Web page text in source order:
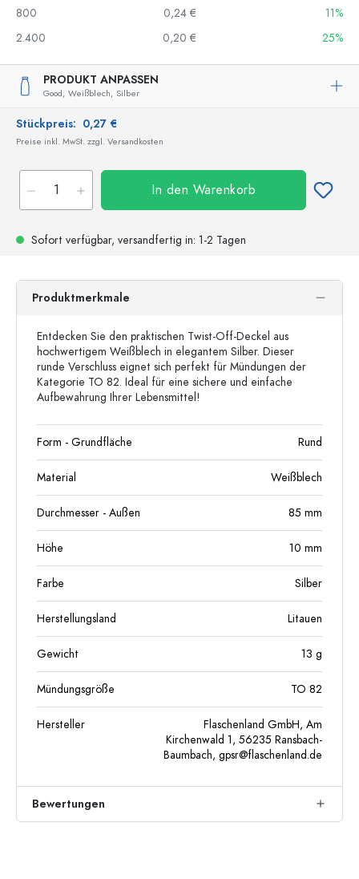
800
0,24 €
11%
2.400
0,20 € 25%
PRODUKT ANPASSEN
Good, Weißblech, Silber
Stückpreis: 0,27 €
Preise inkl. MwSt. zzgl. Versandkosten
In den Warenkorb
Sofort verfügbar, versandfertig in: 1-2 Tagen
Produktmerkmale
Entdecken Sie den praktischen Twist-Off-Deckel aus
hochwertigem Weißblech in elegantem Silber. Dieser
runde Verschluss eignet sich perfekt für Mündungen der
Kategorie TO 82. Ideal für eine sichere und einfache
Aufbewahrung Ihrer Lebensmittel!
Form - Grundfläche Rund
Material Weißblech
Durchmesser - Außen 85 mm
Höhe 10 mm
Farbe Silber
Herstellungsland Litauen
Gewicht 13 g
Mündungsgröße TO 82
Hersteller
Flaschenland GmbH, Am
Kirchenwald 1, 56235 Ransbach-
Baumbach, gpsr@flaschenland.de
Bewertungen